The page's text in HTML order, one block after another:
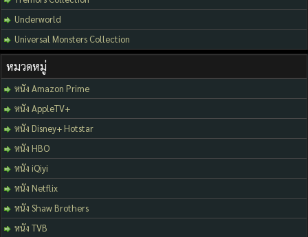
Underworld
Universal Monsters Collection
หมวดหมู่
หนัง Amazon Prime
หนัง AppleTV+
หนัง Disney+ Hotstar
หนัง HBO
หนัง iQiyi
หนัง Netflix
หนัง Shaw Brothers
หนัง TVB